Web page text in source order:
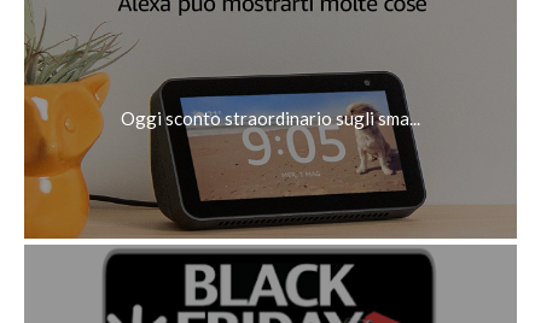
Oggi sconto straordinario sugli sma...